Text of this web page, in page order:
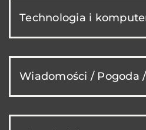
Technologia i
Wiadomości / Pogoda